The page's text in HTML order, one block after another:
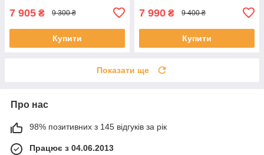
7 905 ₴ 9 300 ₴
Купити
7 990 ₴ 9 400 ₴
Купити
Показати ще
Про нас
98% позитивних з 145 відгуків за рік
Працює з 04.06.2013